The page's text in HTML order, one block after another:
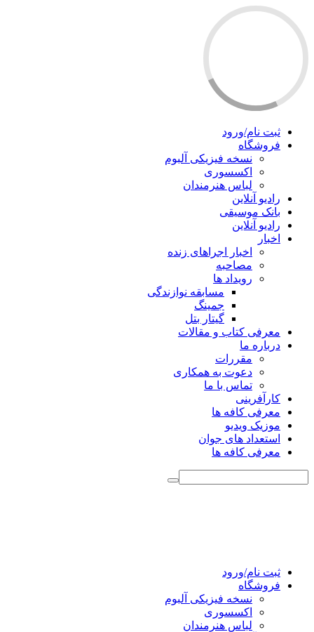
ثبت نام/ورود
فروشگاه
نسخه فیزیکی آلبوم
اکسسوری
لباس هنرمندان
رادیو آنلاین
بانک موسیقی
رادیو آنلاین
اخبار
اخبار اجراهای زنده
مصاحبه
رویداد ها
مسابقه نوازندگی
جمینگ
گیتار بتل
معرفی کتاب و مقالات
درباره ما
مقررات
دعوت به همکاری
تماس با ما
کارآفرینی
معرفی کافه ها
موزیک ویدیو
استعداد های جوان
معرفی کافه ها
ثبت نام/ورود
فروشگاه
نسخه فیزیکی آلبوم
اکسسوری
لباس هنرمندان